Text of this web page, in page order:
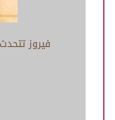
فيروز